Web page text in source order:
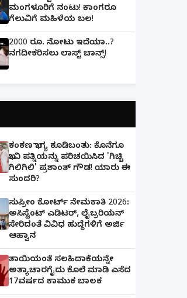
ಮಂಗಳೂರಿಗೆ ನಂಟು! ಕಾಂಗರೂ
ಗೆಲುವಿಗೆ ಮಹಿಳೆಯ ಬಲ!
2000 ರೂ. ನೋಟು ಇದೆಯಾ..?
ನಗದೀಕರಿಸಲು ಲಾಸ್ಟ್‌ ಚಾನ್ಸ್‌!
ಕಂಕಣ ಭಾಗ್ಯ ಕೂಡಿಬಂತು: ಕೊನೆಗೂ
ಭಾವಿ ಪತ್ನಿಯನ್ನು ಪರಿಚಯಿಸಿದ 'ಗಿಚ್ಚಿ
ಗಿಲಿಗಿಲಿ' ಪ್ರಶಾಂತ್ ಗೌಡ! ಯಾರು ಈ
ಸುಂದರಿ?
ಸುಪ್ರೀಂ ಕೋರ್ಟ್ ನೇಮಕಾತಿ 2026:
ಅಸಿಸ್ಟೆಂಟ್ ಎಡಿಟರ್, ಲೈಬ್ರರಿಯನ್
ಸೇರಿದಂತೆ ವಿವಿಧ ಹುದ್ದೆಗಳಿಗೆ ಅರ್ಜಿ
ಆಹ್ವಾನ
ತಾಯಿಯಂತೆ ಸಲಹಿದಾಕೆಯನ್ನೇ
ಅತ್ಯಾಚಾರಗೈದು ಕೊಲೆ ಮಾಡಿ ಎಸೆದ
17ವರ್ಷದ ಕಾಮುಕ ಬಾಲಕ